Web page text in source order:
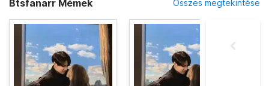
Btsfanarr Mémek Összes megtekintése